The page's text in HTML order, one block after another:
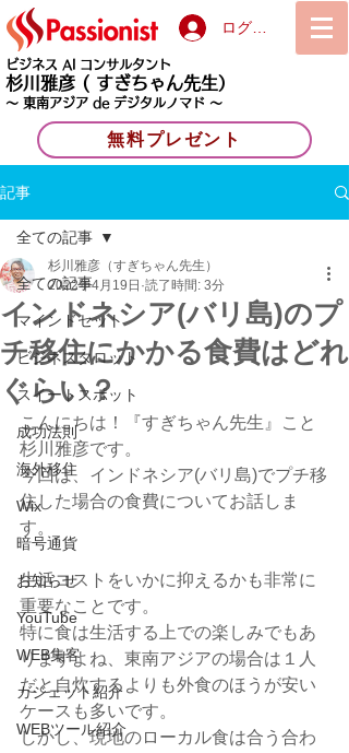
ログイン
ビジネス AI コンサルタント
杉川雅彦 ( すぎちゃん先生）
〜 東南アジア de デジタルノマド 〜
無料プレゼント
記事
全ての記事
マインドセット
ビジネスタロット
スイートスポット
成功法則
海外移住
Wix
暗号通貨
お知らせ
YouTube
WEB集客
ガジェット紹介
WEBツール紹介
全ての記事
インドネシア(バリ島)のプ
チ移住にかかる食費はどれ
ぐらい？
杉川雅彦（すぎちゃん先生）
2022年4月19日 読了時間: 3分
こんにちは！『すぎちゃん先生』こと
杉川雅彦です。
今回は、インドネシア(バリ島)でプチ移
住した場合の食費についてお話しま
す。
生活コストをいかに抑えるかも非常に
重要なことです。
特に食は生活する上での楽しみでもあ
りますよね、東南アジアの場合は１人
だと自炊するよりも外食のほうが安い
ケースも多いです。
しかし、現地のローカル食は合う合わ